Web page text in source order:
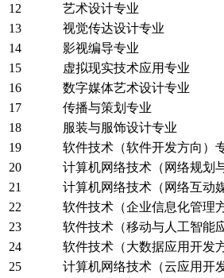
12
艺术设计专业
13
视觉传达设计专业
14
影视编导专业
15
虚拟现实技术应用专业
16
数字媒体艺术设计专业
17
传播与策划专业
18
服装与服饰设计专业
19
软件技术（软件开发方向）
20
计算机网络技术（网络规划
21
计算机网络技术（网络互动
22
软件技术（企业信息化管理
23
软件技术（移动与人工智能
24
软件技术（大数据应用开发
25
计算机网络技术（云应用开